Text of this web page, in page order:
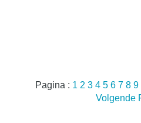
Pagina : 1 2 3 4 5 6 7 8 9
Volgende